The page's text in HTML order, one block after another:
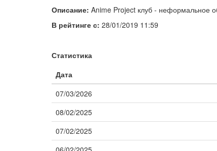
Описание: Anime Project клуб - неформальное
В рейтинге с: 28/01/2019 11:59
Статистика
Дата
07/03/2026
08/02/2025
07/02/2025